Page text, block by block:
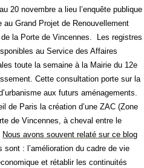
20 novembre a lieu l’enquête publique
au Grand Projet de Renouvellement
de la Porte de Vincennes.
Les registres
au Service des Affaires
toute la semaine à la Mairie du 12e
Cette consultation porte sur la
aux futurs aménagements.
de Paris la création d’une ZAC (Zone
de Vincennes, à cheval entre le
Nous avons souvent relaté sur ce blog
sont : l’amélioration du cadre de vie
et rétablir les continuités